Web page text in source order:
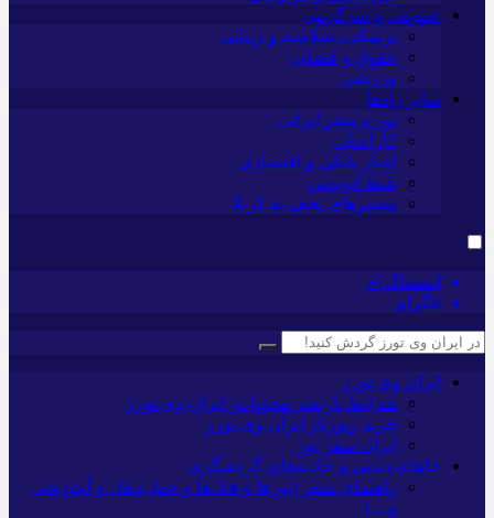
عمومی و سرگرمی
پزشکی، سلامت و زیبایی
حقوق و قضایی
ورزشی
سایر راه‌ها
تور و سفر ایرانی
کارا دیلی
اخبار بانکی و اقتصادی
بلیط اتوبوس
مسیرهای نجف به کربلا
اینستاگرام
تلگرام
ایران وی تورز
شرایط بازنشر محتوا در ایران وی تورز
خرید رپورتاژ ایران وی تورز
ایران سفر تور
جاهای دیدنی و جاذبه‌های گردشگری
راهنمای سفر (تورها و هتل‌ها و حمل‌و‌نقل و آموزشی
و…)